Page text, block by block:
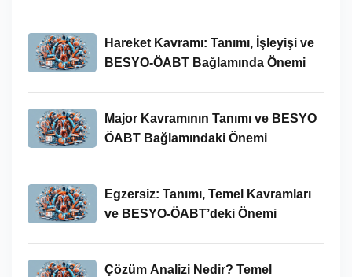
Hareket Kavramı: Tanımı, İşleyişi ve
BESYO-ÖABT Bağlamında Önemi
Major Kavramının Tanımı ve BESYO
ÖABT Bağlamındaki Önemi
Egzersiz: Tanımı, Temel Kavramları
ve BESYO-ÖABT’deki Önemi
Çözüm Analizi Nedir? Temel